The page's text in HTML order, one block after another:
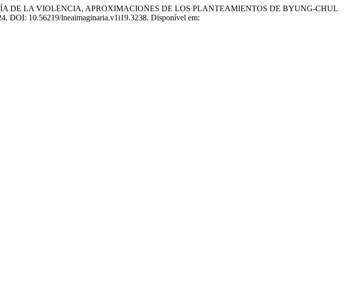
DE LA VIOLENCIA, APROXIMACIONES DE LOS PLANTEAMIENTOS DE BYUNG-CHUL
DOI: 10.56219/lneaimaginaria.v1i19.3238. Disponível em: